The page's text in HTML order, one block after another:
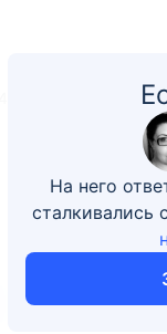
На него
сталкивались